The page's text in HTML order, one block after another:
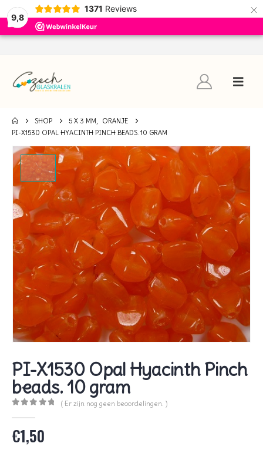
9,8
1371 Reviews ×
SHOP 5 X 3 MM,
ORANJE
PI-X1530 OPAL HYACINTH PINCH BEADS. 10 GRAM
PI-X1530 Opal Hyacinth Pinch
beads. 10 gram
( Er zijn nog geen beoordelingen. )
€1,50